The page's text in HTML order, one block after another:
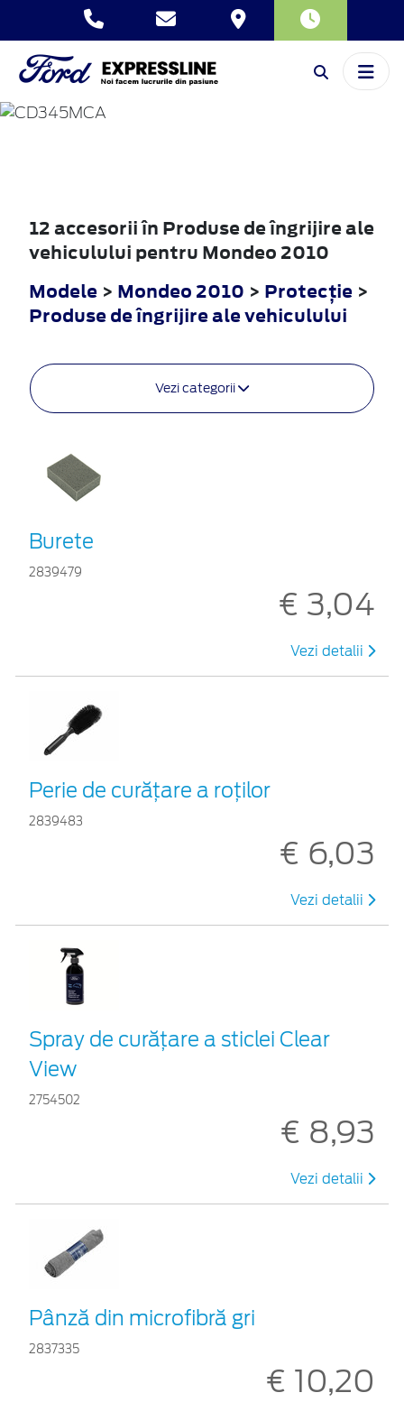
MONDEO
12 accesorii în Produse de îngrijire ale
vehiculului pentru Mondeo 2010
Modele > Mondeo 2010 > Protecţie >
Produse de îngrijire ale vehiculului
Vezi categorii
Burete
2839479
€ 3,04
Vezi detalii
Perie de curățare a roților
2839483
€ 6,03
Vezi detalii
Spray de curățare a sticlei Clear
View
2754502
€ 8,93
Vezi detalii
Pânză din microfibră gri
2837335
€ 10,20